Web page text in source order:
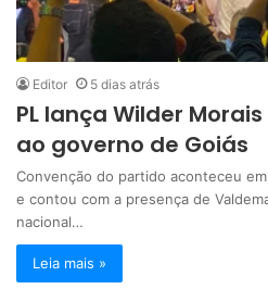
Editor 5 dias atrás
PL lança Wilder
ao governo de Goiás
Convenção do partido aconteceu
e contou com a presença de
nacional…
Leia mais »